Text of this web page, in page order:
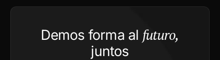
Demos forma al futuro,
juntos